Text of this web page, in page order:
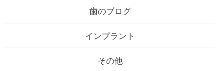
歯のブログ
インプラント
その他